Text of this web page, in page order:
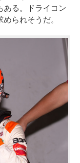
ある。ドライコン
られそうだ。